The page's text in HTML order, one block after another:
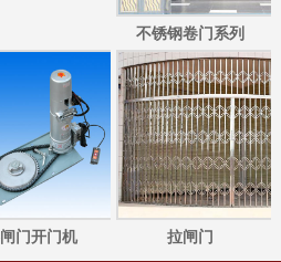
不锈钢卷门系列
门开门机 拉闸门